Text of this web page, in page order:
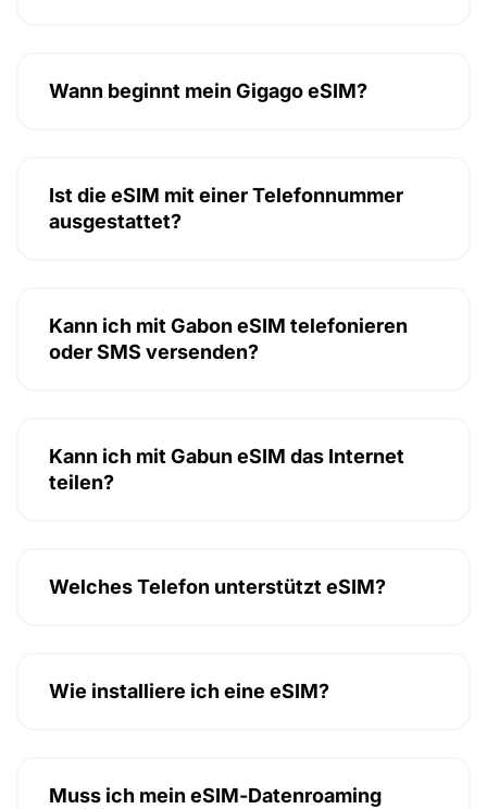
Wann beginnt mein Gigago eSIM?
Ist die eSIM mit einer Telefonnummer
ausgestattet?
Kann ich mit Gabon eSIM telefonieren
oder SMS versenden?
Kann ich mit Gabun eSIM das Internet
teilen?
Welches Telefon unterstützt eSIM?
Wie installiere ich eine eSIM?
Muss ich mein eSIM-Datenroaming